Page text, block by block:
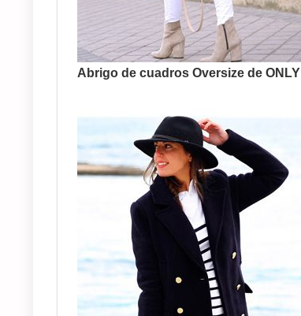
Abrigo de cuadros Oversize de ONLY